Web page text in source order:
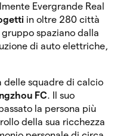
Evergrande Real
in oltre 280 città
spaziano dalla
di auto elettriche,
delle squadre di calcio
FC. Il suo
la persona più
della sua ricchezza